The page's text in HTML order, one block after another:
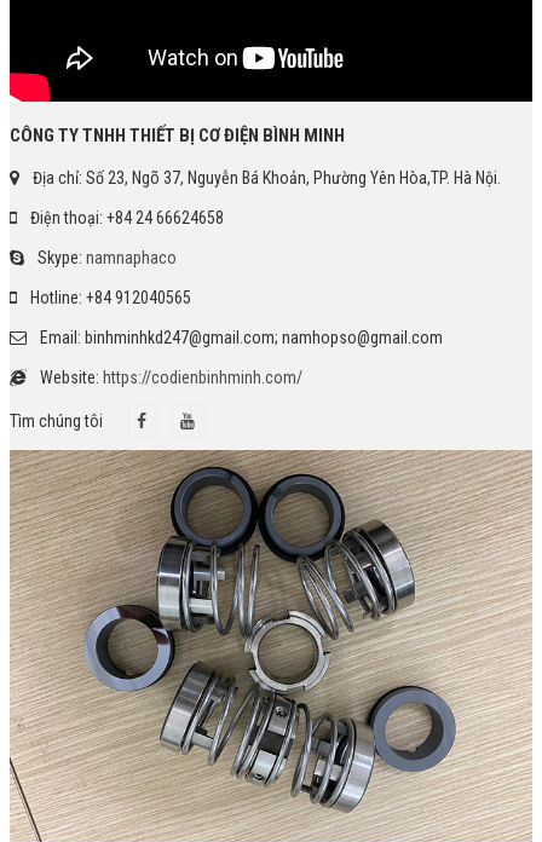
CÔNG TY TNHH THIẾT BỊ CƠ ĐIỆN BÌNH MINH
Địa chỉ: Số 23, Ngõ 37, Nguyễn Bá Khoản, Phường Yên Hòa,TP. Hà Nội.
Điện thoại: +84 24 66624658
Skype: namnaphaco
Hotline: +84 912040565
Email: binhminhkd247@gmail.com; namhopso@gmail.com
Website: https://codienbinhminh.com/
Tìm chúng tôi